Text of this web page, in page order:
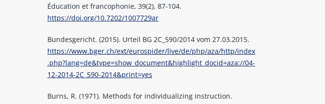
Éducation et francophonie, 39(2), 87-104.
https://doi.org/10.7202/1007729ar
Bundesgericht. (2015). Urteil BG 2C_590/2014 vom 27.03.2015.
https://www.bger.ch/ext/eurospider/live/de/php/aza/http/index
.php?lang=de&type=show_document&highlight_docid=aza://04-
12-2014-2C_590-2014&print=yes
Burns, R. (1971). Methods for individualizing instruction.